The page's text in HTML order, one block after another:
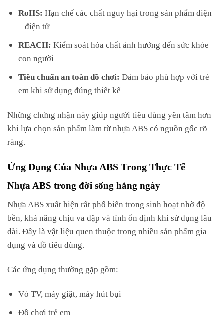
RoHS: Hạn chế các chất nguy hại trong sản phẩm điện
– điện tử
REACH: Kiểm soát hóa chất ảnh hưởng đến sức khỏe
con người
Tiêu chuẩn an toàn đồ chơi: Đảm bảo phù hợp với trẻ
em khi sử dụng đúng thiết kế
Những chứng nhận này giúp người tiêu dùng yên tâm hơn
khi lựa chọn sản phẩm làm từ nhựa ABS có nguồn gốc rõ
ràng.
Ứng Dụng Của Nhựa ABS Trong Thực Tế
Nhựa ABS trong đời sống hằng ngày
Nhựa ABS xuất hiện rất phổ biến trong sinh hoạt nhờ độ
bền, khả năng chịu va đập và tính ổn định khi sử dụng lâu
dài. Đây là vật liệu quen thuộc trong nhiều sản phẩm gia
dụng và đồ tiêu dùng.
Các ứng dụng thường gặp gồm:
Vỏ TV, máy giặt, máy hút bụi
Đồ chơi trẻ em